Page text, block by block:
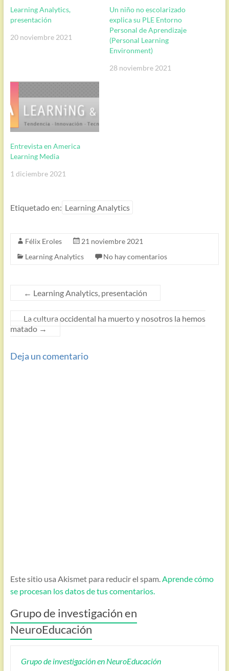
Learning Analytics,
presentación
20 noviembre 2021
Un niño no escolarizado
explica su PLE Entorno
Personal de Aprendizaje
(Personal Learning
Environment)
28 noviembre 2021
Entrevista en America
Learning Media
1 diciembre 2021
Etiquetado en: Learning Analytics
Félix Eroles
21 noviembre 2021
Learning Analytics
No hay comentarios
← Learning Analytics, presentación
La cultura occidental ha muerto y nosotros la hemos
matado →
Deja un comentario
Este sitio usa Akismet para reducir el spam.Aprende cómo
se procesan los datos de tus comentarios.
Grupo de investigación en
NeuroEducación
Grupo de investigación en NeuroEducación